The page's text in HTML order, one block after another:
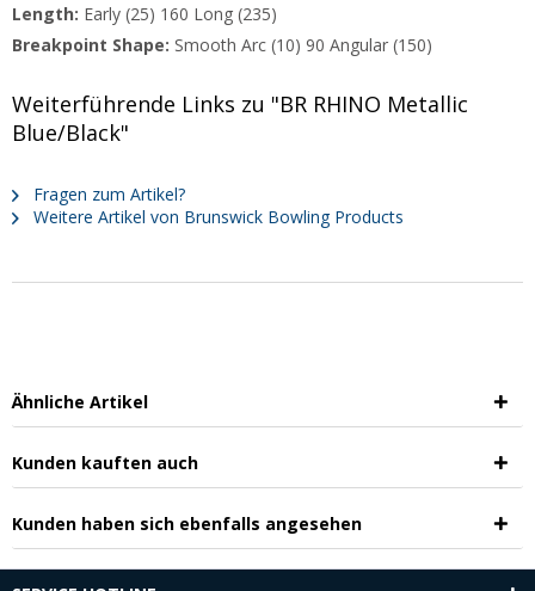
Length: Early (25) 160 Long (235)
Breakpoint Shape: Smooth Arc (10) 90 Angular (150)
Weiterführende Links zu "BR RHINO Metallic
Blue/Black"
Fragen zum Artikel?
Weitere Artikel von Brunswick Bowling Products
Ähnliche Artikel
Kunden kauften auch
Kunden haben sich ebenfalls angesehen